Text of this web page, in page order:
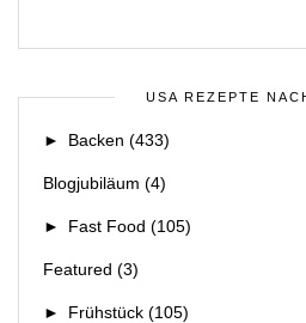
USA REZEPTE
► Backen (433)
Blogjubiläum (4)
► Fast Food (105)
Featured (3)
► Frühstück (105)